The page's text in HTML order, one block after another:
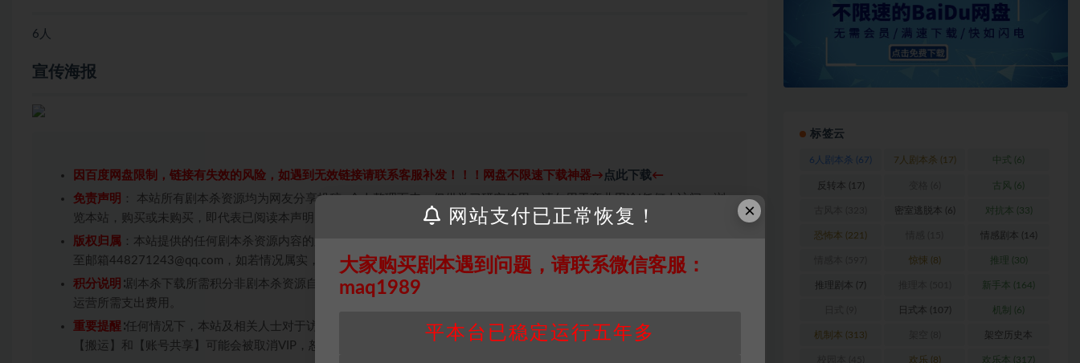
6人
宣传海报
因百度网盘限制，链接有失效的风险，如遇到无效链接请联系客服补发！！！网盘不限速下载神器→ 点此下载←
免责声明 ： 本站所有剧本杀资源均为网友分享投稿+个人整理而来，仅供学习研究使用，请勿用于商业用途!任何人访问、浏
览本站，购买或未购买，即代表已阅读本声明，理解并同意受本条约约束，并遵守所有适用的法律法规。
版权归属 ：本站提供的任何剧本杀资源内容的版权均属于机关版权或权利人。如有侵权，请发邮件通知并提供相关证实资料
至邮箱448271243@qq.com，如若情况属实，我们将会在三天内下架相关剧本攻略。
积分说明 ∶剧本杀下载所需积分非剧本杀资源自身价值，本站积分为本站收取的赞助费，用于本站整理资料的时间成本及网站
运营所需支出费用。
重要提醒 ∶任何情况下，本站及相关人士对于访问或购买使用引起的任何行为和纠纷，本站概不承担任何责任。未经许可的
【搬运】和【账号共享】可能会被取消VIP，恕不另行通知！
标签云
6人剧本杀 (67) 7人剧本杀 (17) 中式 (6)
反转本 (17) 古风 (6)
密室逃脱本 (6) 对抗本 (33)
恐怖本 (221) 情感剧本 (14)
惊悚 (8) 推理 (30)
推理剧本 (7) 新手本 (164)
日式本 (107) 机制 (6)
机制本 (313) 架空历史本
(102)
欢乐 (8) 欢乐本 (317)
×
网站支付已正常恢复！
大家购买剧本遇到问题，请联系微信客服：
maq1989
平本台已稳定运行五年多